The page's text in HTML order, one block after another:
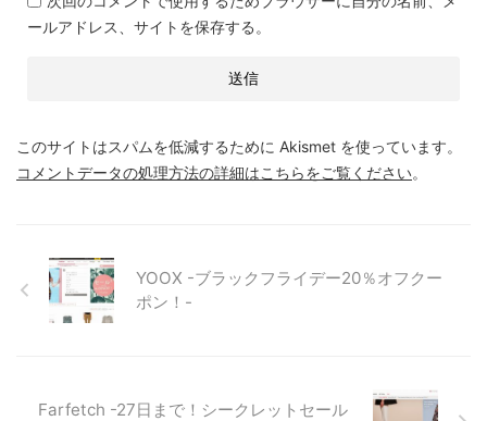
ールアドレス、サイトを保存する。
このサイトはスパムを低減するために Akismet を使っています。
コメントデータの処理方法の詳細はこちらをご覧ください。
YOOX -ブラックフライデー20％オフクー
ポン！-
Farfetch -27日まで！シークレットセール